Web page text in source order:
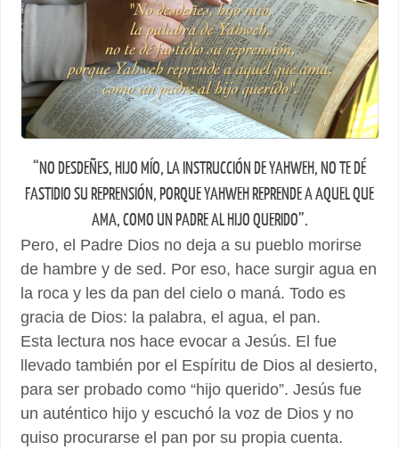
“NO DESDEÑES, HIJO MÍO, LA INSTRUCCIÓN DE YAHWEH, NO TE DÉ
FASTIDIO SU REPRENSIÓN, PORQUE YAHWEH REPRENDE A AQUEL QUE
AMA, COMO UN PADRE AL HIJO QUERIDO”.
Pero, el Padre Dios no deja a su pueblo morirse
de hambre y de sed. Por eso, hace surgir agua en
la roca y les da pan del cielo o maná. Todo es
gracia de Dios: la palabra, el agua, el pan.
Esta lectura nos hace evocar a Jesús. El fue
llevado también por el Espíritu de Dios al desierto,
para ser probado como “hijo querido”. Jesús fue
un auténtico hijo y escuchó la voz de Dios y no
quiso procurarse el pan por su propia cuenta.